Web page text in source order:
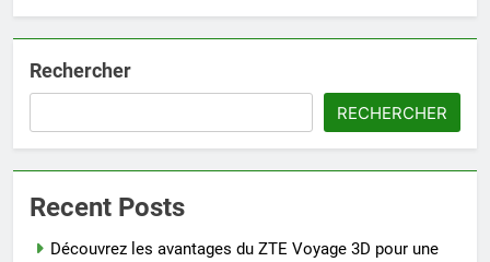
Rechercher
RECHERCHER
Recent Posts
Découvrez les avantages du ZTE Voyage 3D pour une